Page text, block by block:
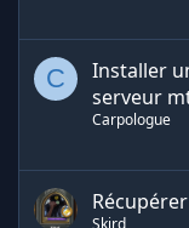
C
Installer
serveur
Carpologue
Skird